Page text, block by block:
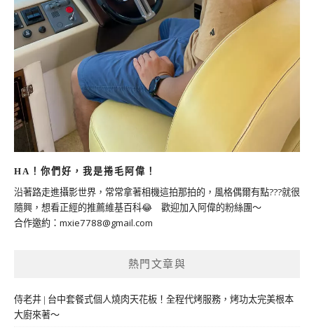
HA！你們好，我是捲毛阿偉！
沿著路走進攝影世界，常常拿著相機這拍那拍的，風格偶爾有點???就很
隨興，想看正經的推薦維基百科😂 歡迎加入阿偉的粉絲團～
合作邀約： mxie7788@gmail.com
熱門文章與
侍老井 | 台中套餐式個人燒肉天花板！全程代烤服務，烤功太完美根本
大廚來著～